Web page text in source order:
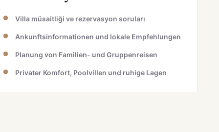
Villa müsaitliği ve rezervasyon soruları
Ankunftsinformationen und lokale Empfehlungen
Planung von Familien- und Gruppenreisen
Privater Komfort, Poolvillen und ruhige Lagen